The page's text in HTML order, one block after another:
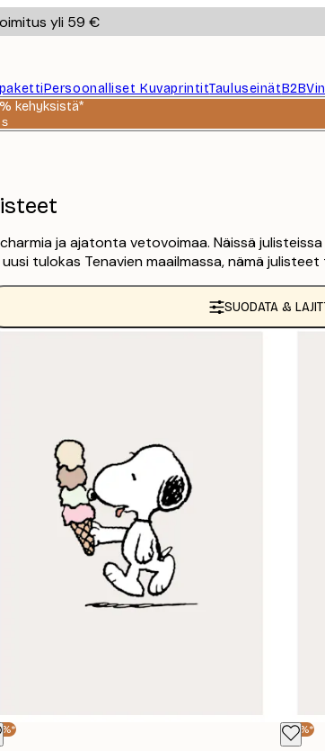
yli 59 €
Persoonalliset KuvaprintitTauluseinätB2B
kehyksistä*
ja ajatonta vetovoimaa. Näissä julisteissa
tulokas Tenavien maailmassa, nämä
SUODATA &
-30%*